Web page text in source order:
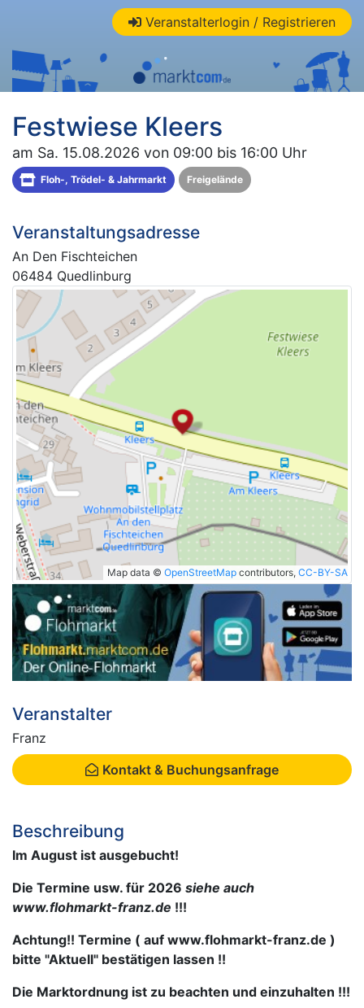
Veranstalterlogin / Registrieren
Festwiese Kleers
am Sa. 15.08.2026 von 09:00 bis 16:00 Uhr
Floh-, Trödel- & Jahrmarkt Freigelände
Veranstaltungsadresse
An Den Fischteichen
06484 Quedlinburg
Map data © OpenStreetMap contributors, CC-BY-SA
Veranstalter
Franz
Kontakt & Buchungsanfrage
Beschreibung
Im August ist ausgebucht!
Die Termine usw. für 2026 siehe auch
www.flohmarkt-franz.de !!!
Achtung!! Termine ( auf www.flohmarkt-franz.de )
bitte "Aktuell" bestätigen lassen !!
Die Marktordnung ist zu beachten und einzuhalten !!!